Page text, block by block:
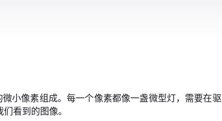
小像素组成。每一个像素都像一盏微型灯，需要在
看到的图像。